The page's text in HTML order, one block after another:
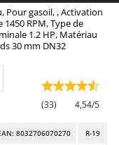
Pour gasoil, , Activation
RPM, Type de
1.2 HP, Matériau
30 mm DN32
(33) 4,54/5
8032706070270 R-19